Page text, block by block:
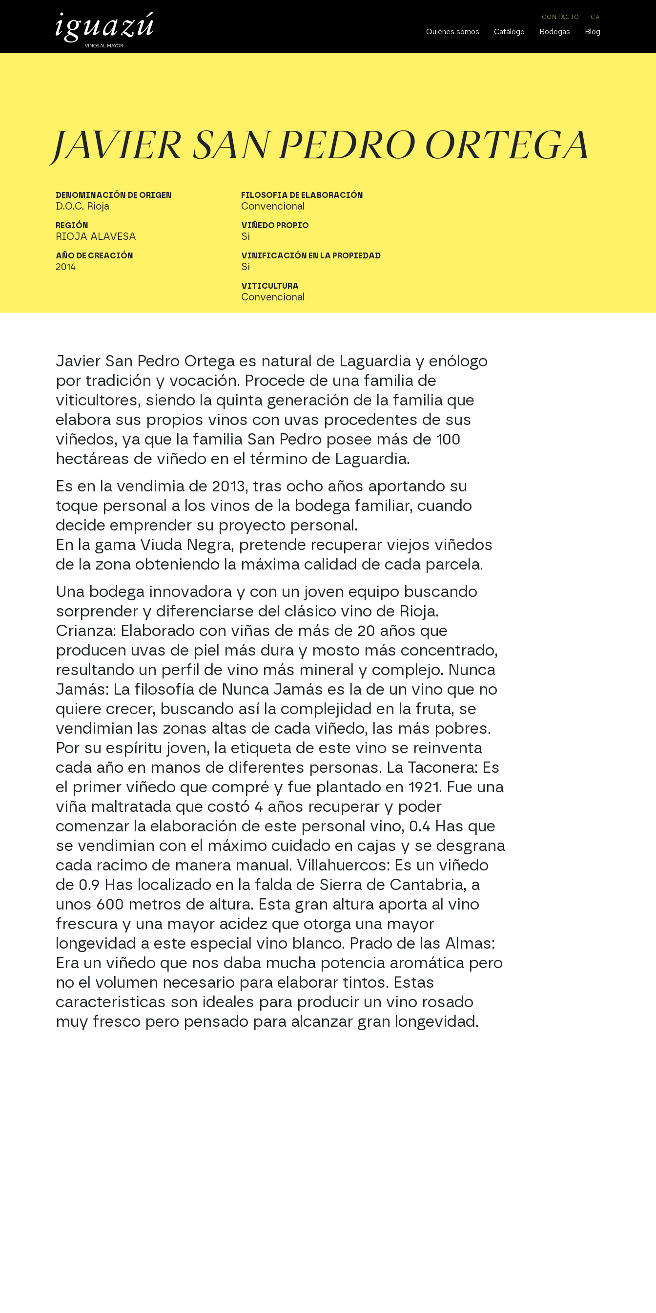
CONTACTO CA
Quiénes somos Catálogo Bodegas Blog
VINOS AL MAYOR
JAVIER SAN PEDRO ORTEGA
DENOMINACIÓN DE ORIGEN
D.O.C. Rioja
REGIÓN
RIOJA ALAVESA
AÑO DE CREACIÓN
2014
FILOSOFIA DE ELABORACIÓN
Convencional
VIÑEDO PROPIO
Si
VINIFICACIÓN EN LA PROPIEDAD
Si
VITICULTURA
Convencional
Javier San Pedro Ortega es natural de Laguardia y enólogo
por tradición y vocación. Procede de una familia de
viticultores, siendo la quinta generación de la familia que
elabora sus propios vinos con uvas procedentes de sus
viñedos, ya que la familia San Pedro posee más de 100
hectáreas de viñedo en el término de Laguardia.
Es en la vendimia de 2013, tras ocho años aportando su
toque personal a los vinos de la bodega familiar, cuando
decide emprender su proyecto personal.
En la gama Viuda Negra, pretende recuperar viejos viñedos
de la zona obteniendo la máxima calidad de cada parcela.
Una bodega innovadora y con un joven equipo buscando
sorprender y diferenciarse del clásico vino de Rioja.
Crianza: Elaborado con viñas de más de 20 años que
producen uvas de piel más dura y mosto más concentrado,
resultando un perfil de vino más mineral y complejo. Nunca
Jamás: La filosofía de Nunca Jamás es la de un vino que no
quiere crecer, buscando así la complejidad en la fruta, se
vendimian las zonas altas de cada viñedo, las más pobres.
Por su espíritu joven, la etiqueta de este vino se reinventa
cada año en manos de diferentes personas. La Taconera: Es
el primer viñedo que compré y fue plantado en 1921. Fue una
viña maltratada que costó 4 años recuperar y poder
comenzar la elaboración de este personal vino, 0.4 Has que
se vendimian con el máximo cuidado en cajas y se desgrana
cada racimo de manera manual. Villahuercos: Es un viñedo
de 0.9 Has localizado en la falda de Sierra de Cantabria, a
unos 600 metros de altura. Esta gran altura aporta al vino
frescura y una mayor acidez que otorga una mayor
longevidad a este especial vino blanco. Prado de las Almas:
Era un viñedo que nos daba mucha potencia aromática pero
no el volumen necesario para elaborar tintos. Estas
caracteristicas son ideales para producir un vino rosado
muy fresco pero pensado para alcanzar gran longevidad.